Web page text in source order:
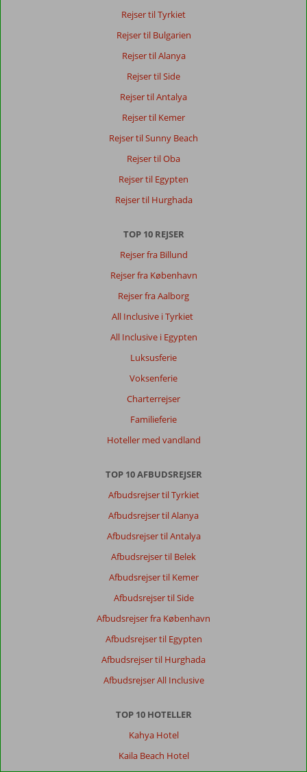
Rejser til Tyrkiet
Rejser til Bulgarien
Rejser til Alanya
Rejser til Side
Rejser til Antalya
Rejser til Kemer
Rejser til Sunny Beach
Rejser til Oba
Rejser til Egypten
Rejser til Hurghada
TOP 10 REJSER
Rejser fra Billund
Rejser fra København
Rejser fra Aalborg
All Inclusive i Tyrkiet
All Inclusive i Egypten
Luksusferie
Voksenferie
Charterrejser
Familieferie
Hoteller med vandland
TOP 10 AFBUDSREJSER
Afbudsrejser til Tyrkiet
Afbudsrejser til Alanya
Afbudsrejser til Antalya
Afbudsrejser til Belek
Afbudsrejser til Kemer
Afbudsrejser til Side
Afbudsrejser fra København
Afbudsrejser til Egypten
Afbudsrejser til Hurghada
Afbudsrejser All Inclusive
TOP 10 HOTELLER
Kahya Hotel
Kaila Beach Hotel